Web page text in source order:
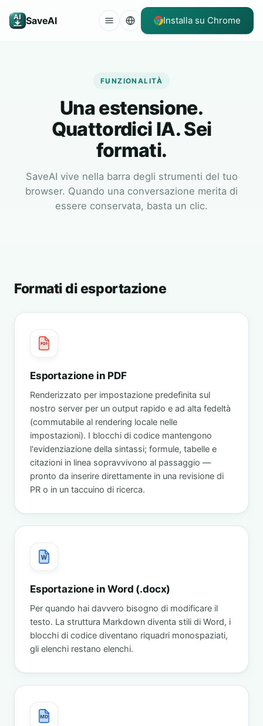
SaveAI Installa su Chrome
FUNZIONALITÀ
Una estensione.
Quattordici IA. Sei
formati.
SaveAI vive nella barra degli strumenti del tuo
browser. Quando una conversazione merita di
essere conservata, basta un clic.
Formati di esportazione
PDF
Esportazione in PDF
Renderizzato per impostazione predefinita sul
nostro server per un output rapido e ad alta fedeltà
(commutabile al rendering locale nelle
impostazioni). I blocchi di codice mantengono
l'evidenziazione della sintassi; formule, tabelle e
citazioni in linea sopravvivono al passaggio —
pronto da inserire direttamente in una revisione di
PR o in un taccuino di ricerca.
W
Esportazione in Word (.docx)
Per quando hai davvero bisogno di modificare il
testo. La struttura Markdown diventa stili di Word, i
blocchi di codice diventano riquadri monospaziati,
gli elenchi restano elenchi.
MD